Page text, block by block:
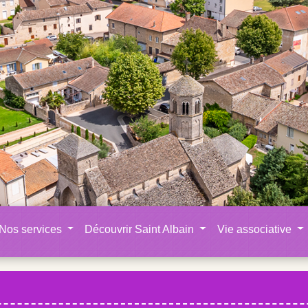
Nos services Découvrir Saint Albain Vie associative